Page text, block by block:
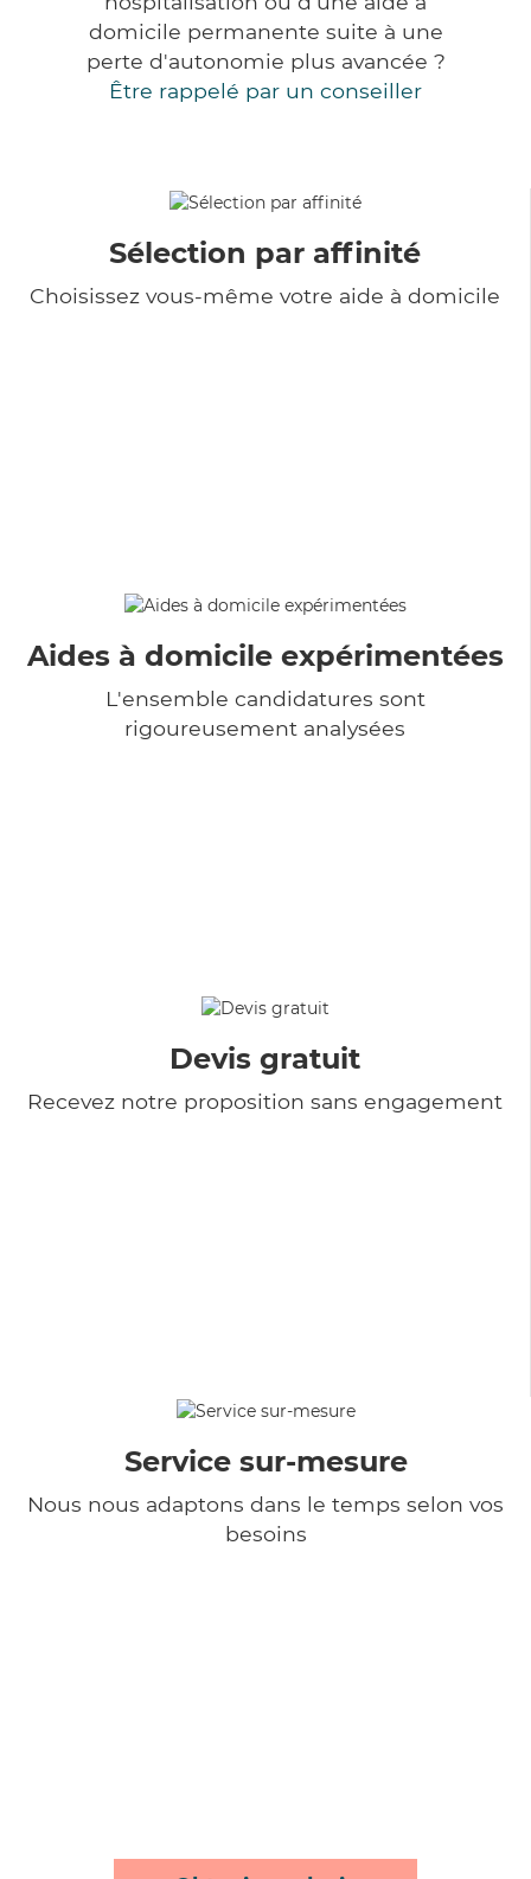
domicile permanente suite à une
perte d'autonomie plus avancée ?
Être rappelé par un conseiller
Sélection par affinité
Choisissez vous-même votre aide à domicile
Aides à domicile expérimentées
L'ensemble candidatures sont
rigoureusement analysées
Devis gratuit
Recevez notre proposition sans engagement
Service sur-mesure
Nous nous adaptons dans le temps selon vos
besoins